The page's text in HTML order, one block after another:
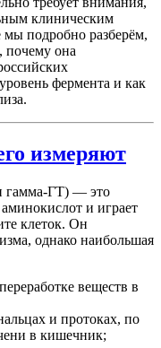
клиническим
мы подробно разберём,
почему она
фермента и как
измеряют
гамма-ГТ) — это
и играет
клеток. Он
однако наибольшая
веществ в
и протоках, по
в кишечник;